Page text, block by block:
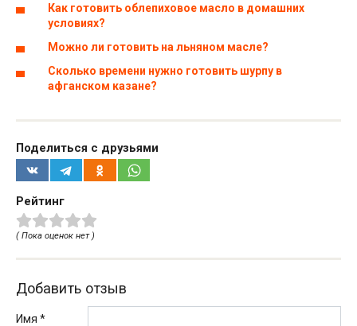
Как готовить облепиховое масло в домашних
условиях?
Можно ли готовить на льняном масле?
Сколько времени нужно готовить шурпу в
афганском казане?
Поделиться с друзьями
Рейтинг
( Пока оценок нет )
Добавить отзыв
Имя *